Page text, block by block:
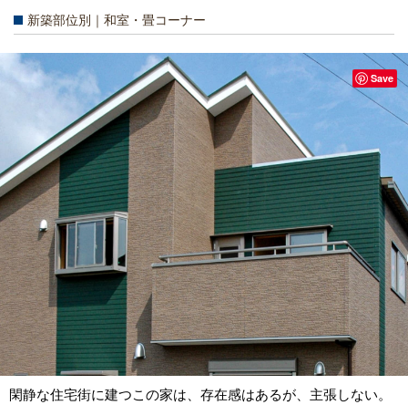
新築部位別｜和室・畳コーナー
閑静な住宅街に建つこの家は、存在感はあるが、主張しない。
Save